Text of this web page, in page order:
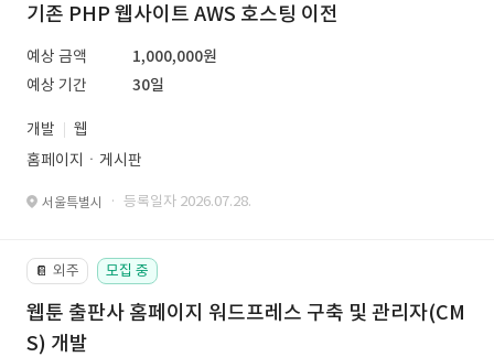
기존 PHP 웹사이트 AWS 호스팅 이전
예상 금액
1,000,000원
예상 기간
30일
개발
웹
홈페이지ㆍ게시판
서울특별시 · 등록일자 2026.07.28.
📔 외주 모집 중
웹툰 출판사 홈페이지 워드프레스 구축 및 관리자(CM
S) 개발